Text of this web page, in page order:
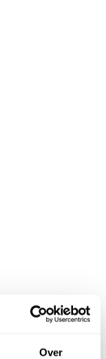
Over